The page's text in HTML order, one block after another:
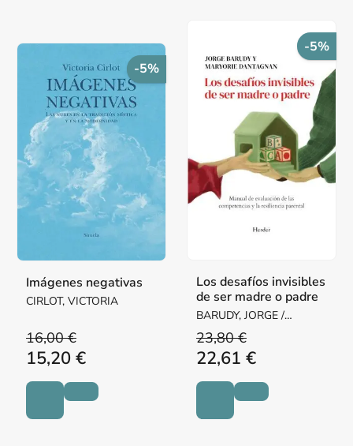
-5%
Imágenes negativas
CIRLOT, VICTORIA
16,00 €
15,20 €
-5%
Los desafíos invisibles
de ser madre o padre
BARUDY, JORGE /
DANTAGNAN, MARYORIE
23,80 €
22,61 €